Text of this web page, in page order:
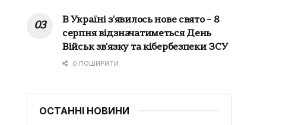
В Україні з'явилось нове свято – 8
серпня відзначатиметься День
Військ зв'язку та кібербезпеки ЗСУ
0 ПОШИРИТИ
ОСТАННІ НОВИНИ